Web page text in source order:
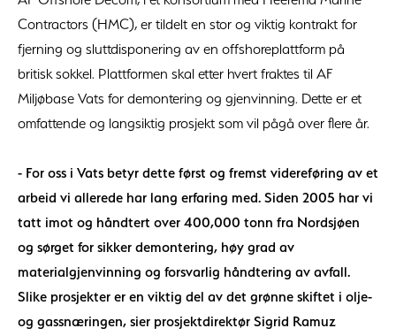
Contractors (HMC), er tildelt en stor og viktig kontrakt for
fjerning og sluttdisponering av en offshoreplattform på
britisk sokkel. Plattformen skal etter hvert fraktes til AF
Miljøbase Vats for demontering og gjenvinning. Dette er et
omfattende og langsiktig prosjekt som vil pågå over flere år.
- For oss i Vats betyr dette først og fremst videreføring av et
arbeid vi allerede har lang erfaring med. Siden 2005 har vi
tatt imot og håndtert over 400,000 tonn fra Nordsjøen
og sørget for sikker demontering, høy grad av
materialgjenvinning og forsvarlig håndtering av avfall.
Slike prosjekter er en viktig del av det grønne skiftet i olje-
og gassnæringen, sier prosjektdirektør Sigrid Ramuz